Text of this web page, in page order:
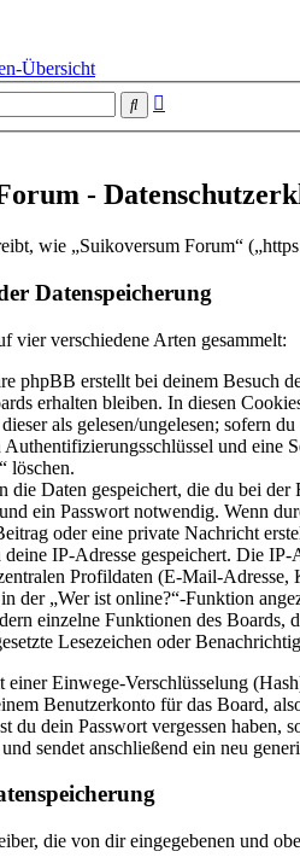
Übersicht
Suche
-
wie „Suikoversum Forum“
Datenspeicherung
vier verschiedene Arten gesammelt:
phpBB erstellt bei deinem Besuch
erhalten bleiben. In diesen
als gelesen/ungelesen; sofern
und eine
löschen.
die Daten gespeichert, die du bei
ein Passwort notwendig. Wenn
oder eine private Nachricht
IP-Adresse gespeichert. Die
Profildaten (E-Mail-
der „Wer ist online?“-Funktion
einzelne Funktionen des Boards,
Lesezeichen oder
Einwege-Verschlüsselung
Benutzerkonto für das Board,
du dein Passwort vergessen
sendet anschließend ein neu
die von dir eingegebenen und